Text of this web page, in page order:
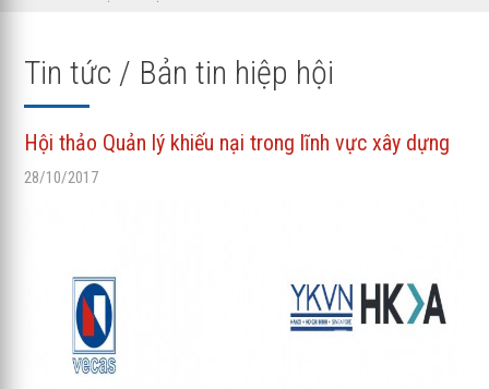
Tin tức / Bản tin hiệp hội
Hội thảo Quản lý khiếu nại trong lĩnh vực xây dựng
28/10/2017